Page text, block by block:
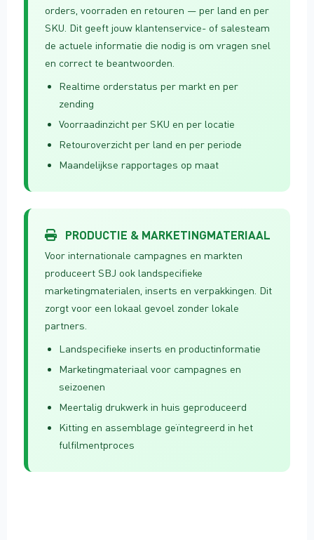
orders, voorraden en retouren — per land en per
SKU. Dit geeft jouw klantenservice- of salesteam
de actuele informatie die nodig is om vragen snel
en correct te beantwoorden.
Realtime orderstatus per markt en per
zending
Voorraadinzicht per SKU en per locatie
Retouroverzicht per land en per periode
Maandelijkse rapportages op maat
PRODUCTIE & MARKETINGMATERIAAL
Voor internationale campagnes en markten
produceert SBJ ook landspecifieke
marketingmaterialen, inserts en verpakkingen. Dit
zorgt voor een lokaal gevoel zonder lokale
partners.
Landspecifieke inserts en productinformatie
Marketingmateriaal voor campagnes en
seizoenen
Meertalig drukwerk in huis geproduceerd
Kitting en assemblage geïntegreerd in het
fulfilmentproces